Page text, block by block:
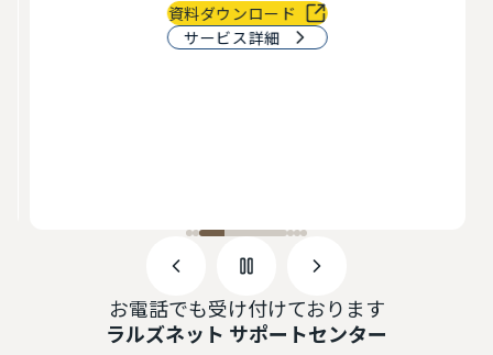
資料ダウンロード
サービス詳細
お電話でも受け付けております
ラルズネット サポートセンター